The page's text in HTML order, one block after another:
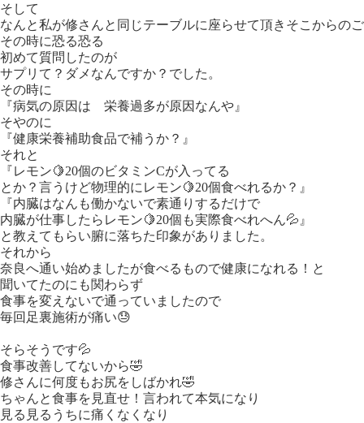
そして
なんと私が修さんと同じテーブルに座らせて頂きそこからの
その時に恐る恐る
初めて質問したのが
サプリて？ダメなんですか？でした。
その時に
『病気の原因は 栄養過多が原因なんや』
そやのに
『健康栄養補助食品で補うか？』
それと
『レモン🍋20個のビタミンCが入ってる
とか？言うけど物理的にレモン🍋20個食べれるか？』
『内臓はなんも働かないで素通りするだけで
内臓が仕事したらレモン🍋20個も実際食べれへん💦』
と教えてもらい腑に落ちた印象がありました。
それから
奈良へ通い始めましたが食べるもので健康になれる！と
聞いてたのにも関わらず
食事を変えないで通っていましたので
毎回足裏施術が痛い😓
そらそうです💦
食事改善してないから🤣
修さんに何度もお尻をしばかれ🤣
ちゃんと食事を見直せ！言われて本気になり
見る見るうちに痛くなくなり